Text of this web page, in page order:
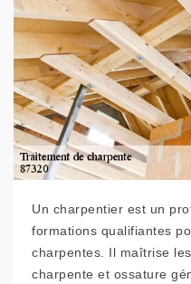
Un charpentier est un
formations qualifiantes
charpentes. Il maîtrise
charpente et ossature